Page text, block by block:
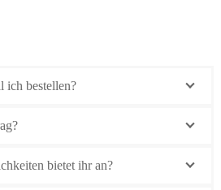
ich bestellen?
bietet ihr an?